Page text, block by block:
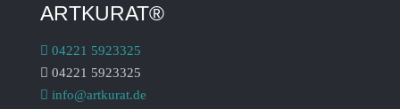
ARTKURAT®
04221 5923325
04221 5923325
info@artkurat.de